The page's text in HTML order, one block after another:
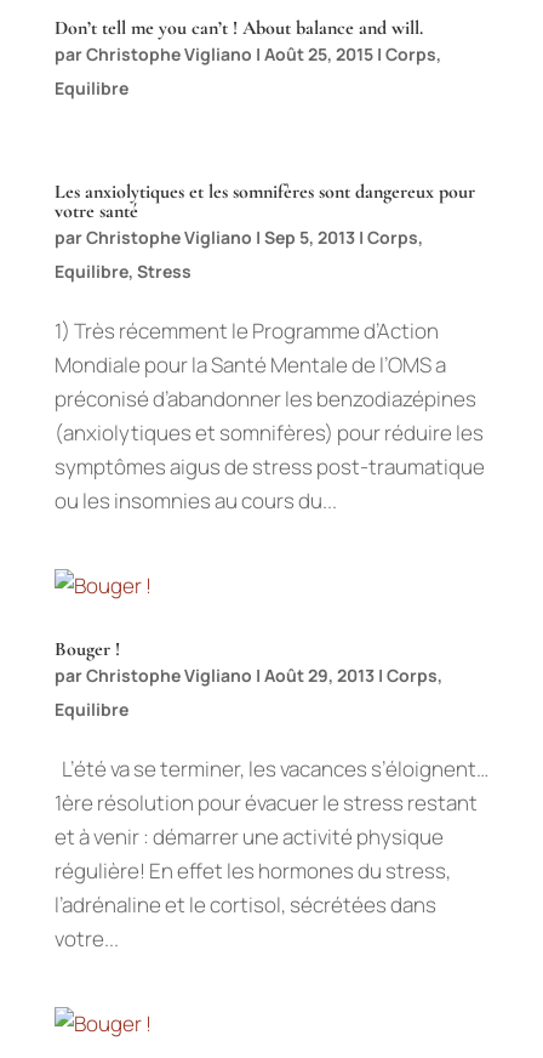
Don’t tell me you can’t ! About balance and will.
parChristophe Vigliano | Août 25, 2015| Corps,
Equilibre
Les anxiolytiques et les somnifères sont dangereux pour
votre santé
parChristophe Vigliano | Sep 5, 2013| Corps,
Equilibre, Stress
1) Très récemment le Programme d’Action
Mondiale pour la Santé Mentale de l’OMS a
préconisé d’abandonner les benzodiazépines
(anxiolytiques et somnifères) pour réduire les
symptômes aigus de stress post-traumatique
ou les insomnies au cours du...
Bouger !
parChristophe Vigliano | Août 29, 2013| Corps,
Equilibre
L’été va se terminer, les vacances s’éloignent…
1ère résolution pour évacuer le stress restant
et à venir : démarrer une activité physique
régulière! En effet les hormones du stress,
l’adrénaline et le cortisol, sécrétées dans
votre...